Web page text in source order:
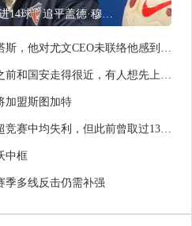
比肩传奇！凯恩3届世界杯打进14球，追平盖德·穆勒并排前史第5
，他对尤文CEO未联络他感到绝
和国安走得很近，有人想先上大
加盟斯图加特
赛中均失利，但此前曾取过13连
中框
季多线反击仍需补强